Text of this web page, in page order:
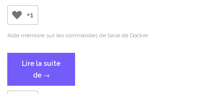
+1
Aide mémoire sur les commandes de base de Docker.
Lire la suite
de « Commandes
Docker
→